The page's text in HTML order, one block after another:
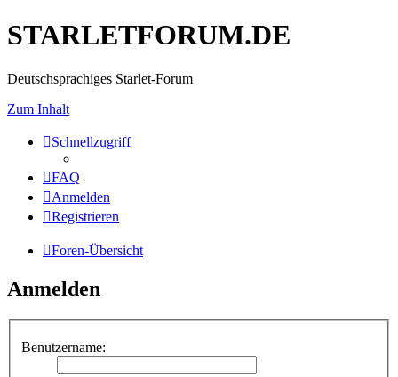
STARLETFORUM.DE
Deutschsprachiges Starlet-Forum
Zum Inhalt
Schnellzugriff
FAQ
Anmelden
Registrieren
Foren-Übersicht
Anmelden
Benutzername: